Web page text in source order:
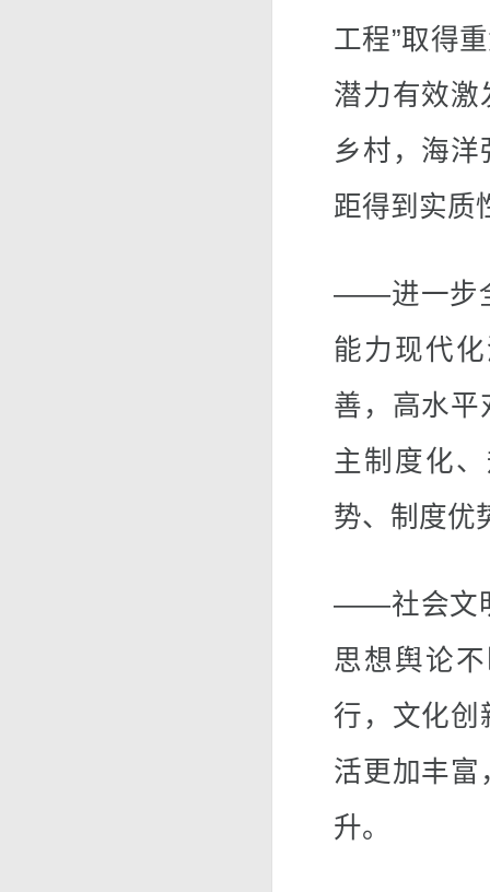
工程”取得
潜力有效激
乡村，海
距得到实质
——进一步
能力现代
善，高水平
主制度化
势、制度优
——社会文
思想舆论
行，文化创
活更加丰富
升。